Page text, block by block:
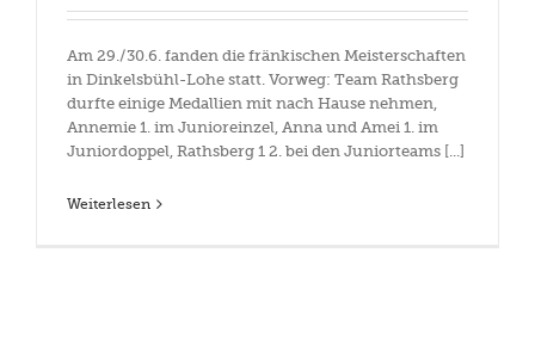
Am 29./30.6. fanden die fränkischen Meisterschaften
in Dinkelsbühl-Lohe statt. Vorweg: Team Rathsberg
durfte einige Medallien mit nach Hause nehmen,
Annemie 1. im Junioreinzel, Anna und Amei 1. im
Juniordoppel, Rathsberg 1 2. bei den Juniorteams [...]
Weiterlesen